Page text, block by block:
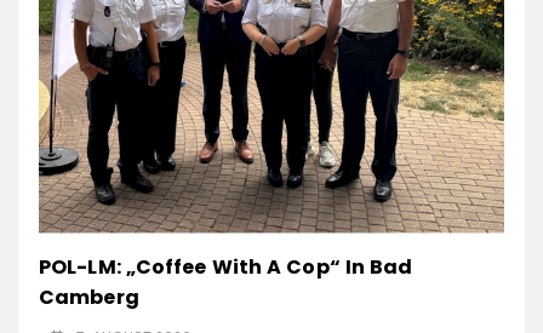
POL-LM: „Coffee With A Cop“ In Bad
Camberg